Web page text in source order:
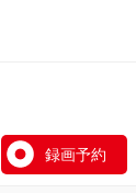
録画予約